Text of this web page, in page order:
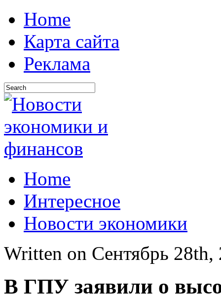
Home
Карта сайта
Реклама
Home
Интересное
Новости экономики
Written on Сентябрь
В ГПУ заявили о